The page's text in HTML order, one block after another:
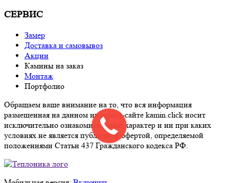
СЕРВИС
Замер
Доставка и самовывоз
Акции
Камины на заказ
Монтаж
Портфолио
Обращаем ваше внимание на то, что вся информация
размещенная на данном интернет-сайте kamin.click носит
исключительно ознакомительный характер и ни при каких
условиях не является публичной офертой, определяемой
положениями Статьи 437 Гражданского кодекса РФ.